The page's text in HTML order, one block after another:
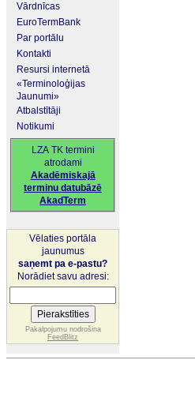
Vārdnīcas
EuroTermBank
Par portālu
Kontakti
Resursi internetā
«Terminoloģijas
Jaunumi»
Atbalstītāji
Notikumi
LZA TK termini
atrodami
Akadēmiskajā
terminu datubāzē
AkadTerm
Vēlaties portāla
jaunumus
saņemt pa e-pastu?
Norādiet savu adresi:
Pakalpojumu nodrošina
FeedBlitz